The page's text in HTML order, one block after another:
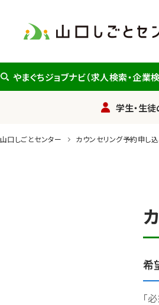
ン
テ
に
やまぐちジョブナビ（求人検索・企業検
学生・生徒
山口しごとセンター カウンセリング予約申し
希
「